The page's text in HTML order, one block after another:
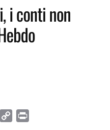
i conti non